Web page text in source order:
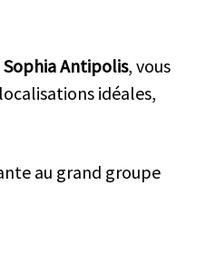
Sophia Antipolis, vous
idéales,
au grand groupe